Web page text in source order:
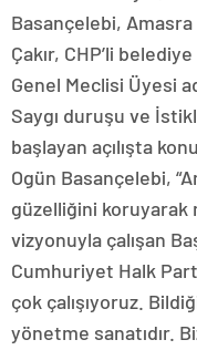
Basançelebi, Amasra
Çakır, CHP’li
Genel Meclisi Üyesi
Saygı duruşu ve
başlayan açılışta
Ogün Basançelebi,
güzelliğini
vizyonuyla çalışan
Cumhuriyet Halk
çok çalışıyoruz.
yönetme sanatıdır.